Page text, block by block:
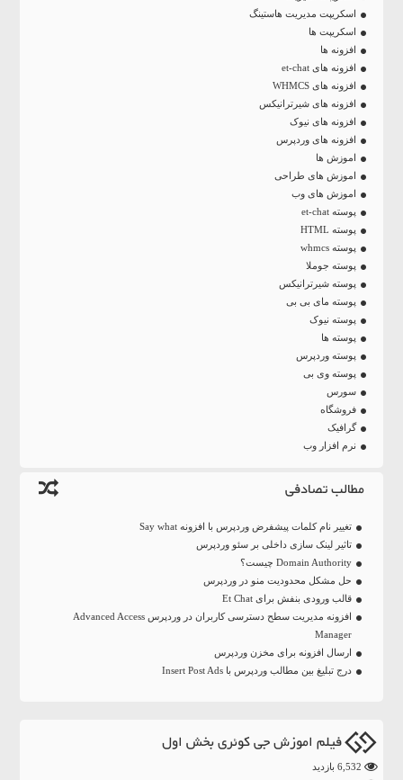
اسکریپت مدیریت هاستینگ
اسکریپت ها
افزونه ها
افزونه های et-chat
افزونه های WHMCS
افزونه های شیرترانیکس
افزونه های نیوک
افزونه های وردپرس
اموزش ها
اموزش های طراحی
اموزش های وب
پوسته et-chat
پوسته HTML
پوسته whmcs
پوسته جوملا
پوسته شیرترانیکس
پوسته مای بی بی
پوسته نیوک
پوسته ها
پوسته وردپرس
پوسته وی بی
سورس
فروشگاه
گرافیک
نرم افزار وب
مطالب تصادفی
تغییر نام کلمات پیشفرض وردپرس با افزونه Say what
تاثیر لینک سازی داخلی بر سئو وردپرس
Domain Authority چیست؟
حل مشکل محدودیت منو در وردپرس
قالب ورودی بنفش برای Et Chat
افزونه مدیریت سطح دسترسی کاربران در وردپرس Advanced Access
Manager
ارسال افزونه برای مخزن وردپرس
درج تبلیغ بین مطالب وردپرس با Insert Post Ads
فیلم اموزش جی کوئری بخش اول